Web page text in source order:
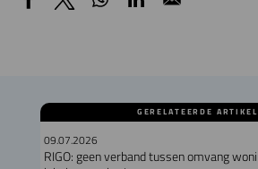
GERELATEERDE
09.07.2026
RIGO: geen verband tussen omvang